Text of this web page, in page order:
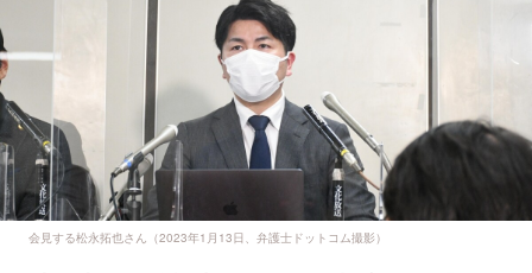
会見する松永拓也さん（2023年1月13日、弁護士ドットコム撮影）